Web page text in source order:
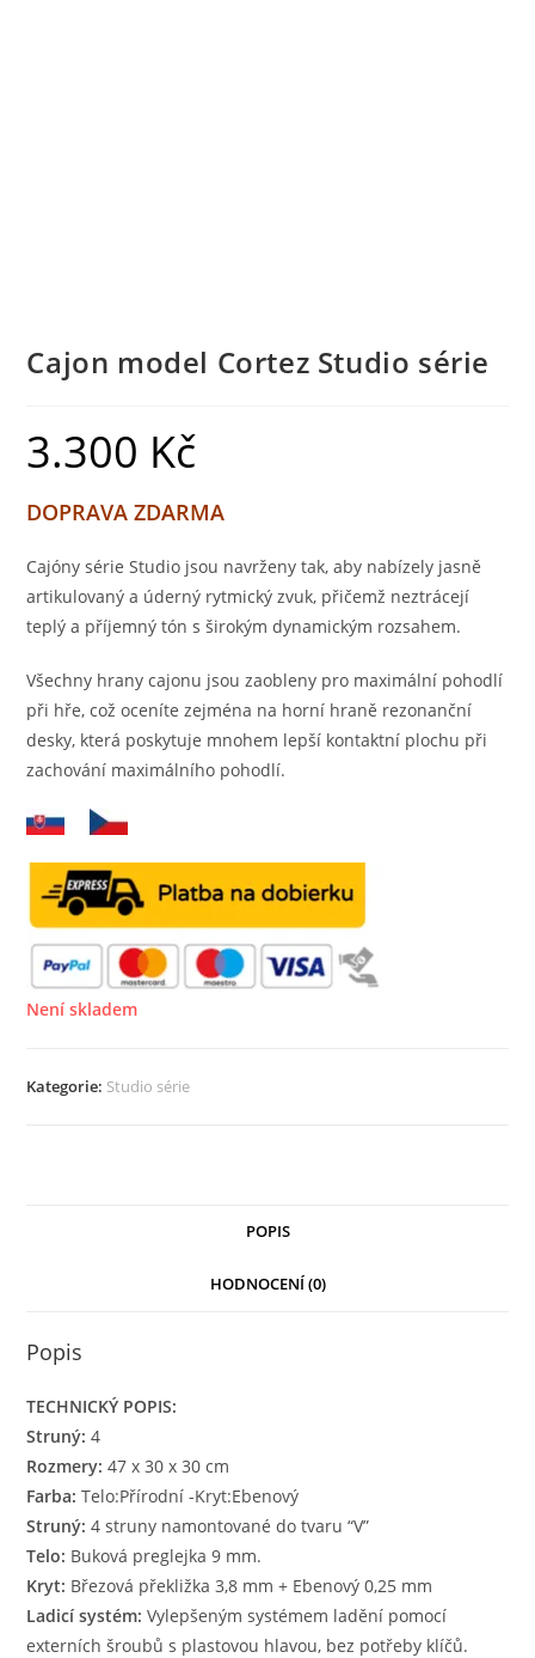
Cajon model Cortez Studio série
3.300 Kč
DOPRAVA ZDARMA
Cajóny série Studio jsou navrženy tak, aby nabízely jasně
artikulovaný a úderný rytmický zvuk, přičemž neztrácejí
teplý a příjemný tón s širokým dynamickým rozsahem.
Všechny hrany cajonu jsou zaobleny pro maximální pohodlí
při hře, což oceníte zejména na horní hraně rezonanční
desky, která poskytuje mnohem lepší kontaktní plochu při
zachování maximálního pohodlí.
Není skladem
Kategorie: Studio série
POPIS
HODNOCENÍ (0)
Popis
TECHNICKÝ POPIS:
Struný:4
Rozmery: 47 x 30 x 30 cm
Farba: Telo:Přírodní -Kryt:Ebenový
Struný:4 struny namontované do tvaru “V”
Telo: Buková preglejka 9 mm.
Kryt: Březová překližka 3,8 mm + Ebenový 0,25 mm
Ladicí systém: Vylepšeným systémem ladění pomocí
externích šroubů s plastovou hlavou, bez potřeby klíčů.